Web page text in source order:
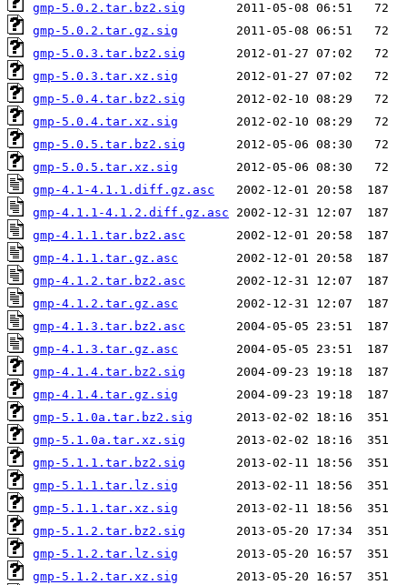
gmp-5.0.2.tar.bz2.sig
gmp-5.0.2.tar.gz.sig
gmp-5.0.3.tar.bz2.sig
gmp-5.0.3.tar.xz.sig
gmp-5.0.4.tar.bz2.sig
gmp-5.0.4.tar.xz.sig
gmp-5.0.5.tar.bz2.sig
gmp-5.0.5.tar.xz.sig
gmp-4.1-4.1.1.diff.gz.asc
gmp-4.1.1-4.1.2.diff.gz.asc
gmp-4.1.1.tar.bz2.asc
gmp-4.1.1.tar.gz.asc
gmp-4.1.2.tar.bz2.asc
gmp-4.1.2.tar.gz.asc
gmp-4.1.3.tar.bz2.asc
gmp-4.1.3.tar.gz.asc
gmp-4.1.4.tar.bz2.sig
gmp-4.1.4.tar.gz.sig
gmp-5.1.0a.tar.bz2.sig
gmp-5.1.0a.tar.xz.sig
gmp-5.1.1.tar.bz2.sig
gmp-5.1.1.tar.lz.sig
gmp-5.1.1.tar.xz.sig
gmp-5.1.2.tar.bz2.sig
gmp-5.1.2.tar.lz.sig
gmp-5.1.2.tar.xz.sig